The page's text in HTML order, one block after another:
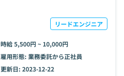
リードエンジニア
時給 5,500円 ~ 10,000円
雇用形態: 業務委託から正社員
更新日: 2023-12-22